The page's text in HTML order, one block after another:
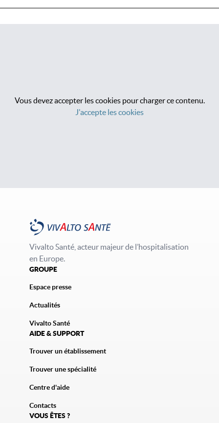
Vous devez accepter les cookies pour charger ce contenu.
J'accepte les cookies
Vivalto Santé, acteur majeur de l’hospitalisation
en Europe.
GROUPE
Espace presse
Actualités
Vivalto Santé
AIDE & SUPPORT
Trouver un établissement
Trouver une spécialité
Centre d'aide
Contacts
VOUS ÊTES ?